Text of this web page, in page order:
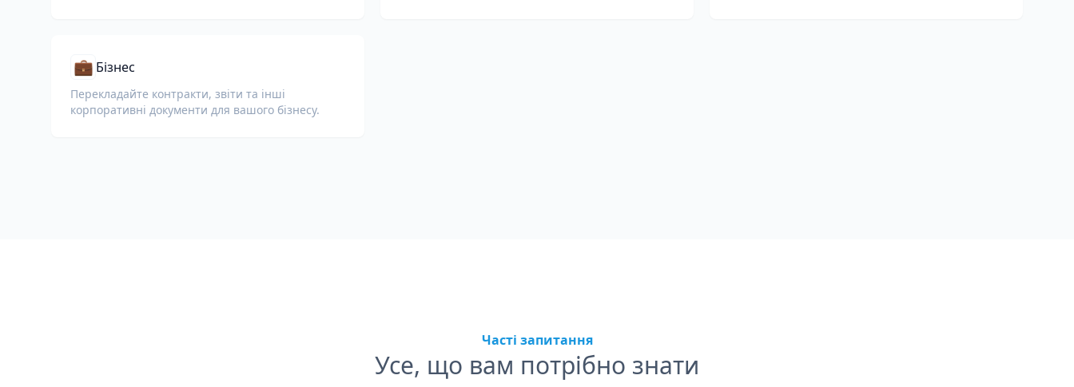
💼 Бізнес
Перекладайте контракти, звіти та інші
корпоративні документи для вашого бізнесу.
Часті запитання
Усе, що вам потрібно знати